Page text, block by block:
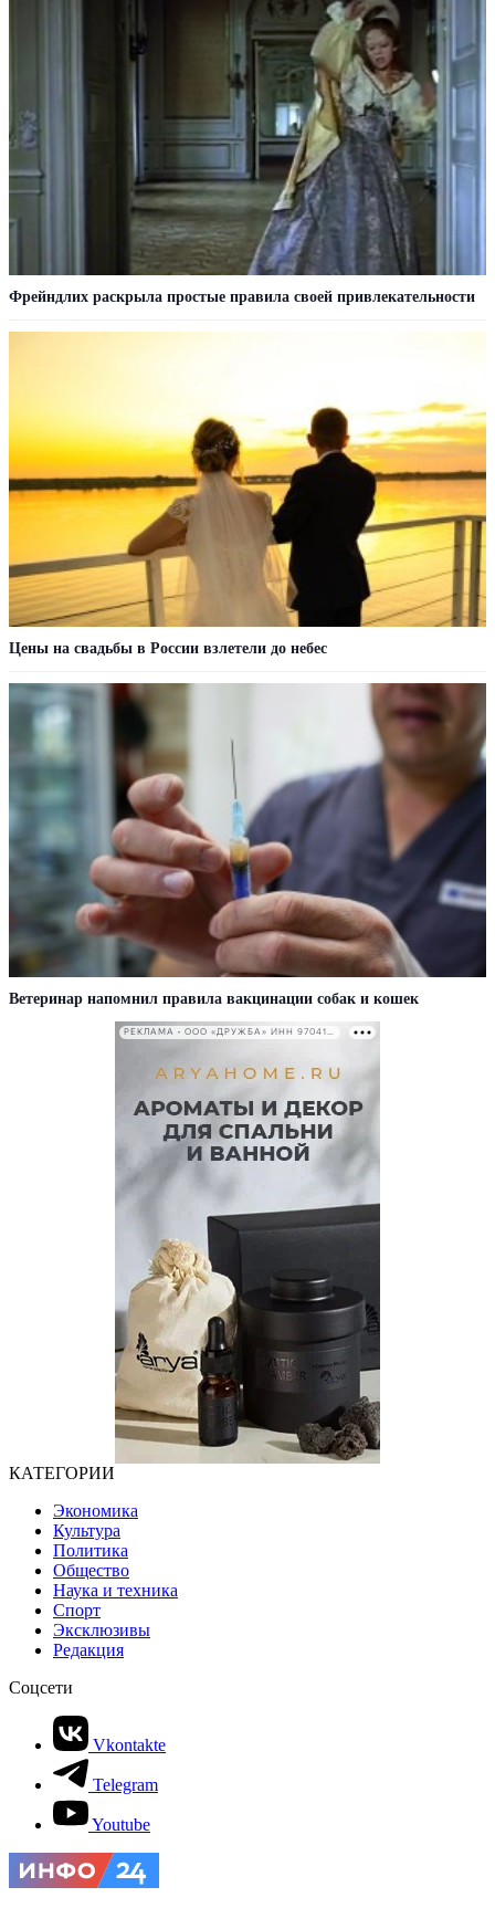
Фрейндлих раскрыла простые правила своей привлекательности
Цены на свадьбы в России взлетели до небес
Ветеринар напомнил правила вакцинации собак и кошек
РЕКЛАМА • ООО «ДРУЖБА» ИНН 9704146411
КАТЕГОРИИ
Экономика
Культура
Политика
Общество
Наука и техника
Спорт
Эксклюзивы
Редакция
Соцсети
Vkontakte
Telegram
Youtube